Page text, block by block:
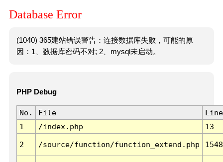
Database Error
(1040) 365建站错误警告：连接数据库失败，可能的原
因：1、数据库密码不对; 2、mysql未启动。
PHP Debug
No. File
Line
1
/index.php 13
2 /source/function/function_extend.php 1548